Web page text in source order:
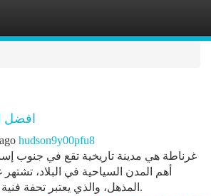
افضل
hudson9y00pfu8
غرناطة هي مدينة تاريخية تقع في جنوب
أهم المدن السياحية في البلاد،
المذهل، والذي يعتبر تحفة فنية من العصور الإسلامية.